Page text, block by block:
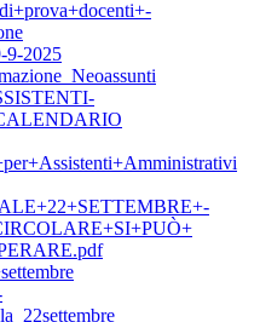
9-2025